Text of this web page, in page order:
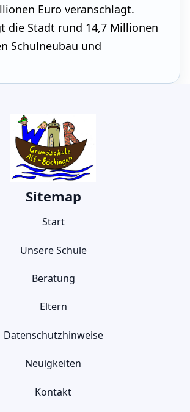
Euro veranschlagt.
die Stadt rund 14,7 Millionen
Schulneubau und
Sitemap
Start
Unsere Schule
Beratung
Eltern
Datenschutzhinweise
Neuigkeiten
Kontakt